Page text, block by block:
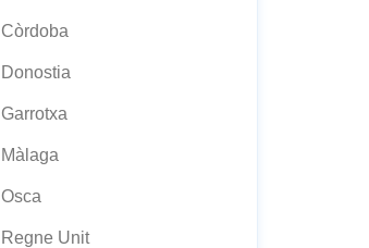
Còrdoba
Donostia
Garrotxa
Màlaga
Osca
Regne Unit